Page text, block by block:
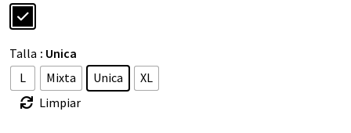
Talla : Unica
L
Mixta Unica
XL
Limpiar